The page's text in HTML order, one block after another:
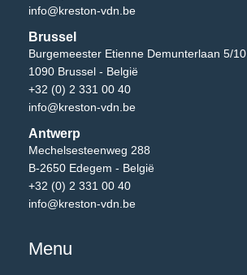
info@kreston-vdn.be
Brussel
Burgemeester Etienne Demunterlaan 5/10
1090 Brussel - België
+32 (0) 2 331 00 40
info@kreston-vdn.be
Antwerp
Mechelsesteenweg 288
B-2650 Edegem - België
+32 (0) 2 331 00 40
info@kreston-vdn.be
Menu